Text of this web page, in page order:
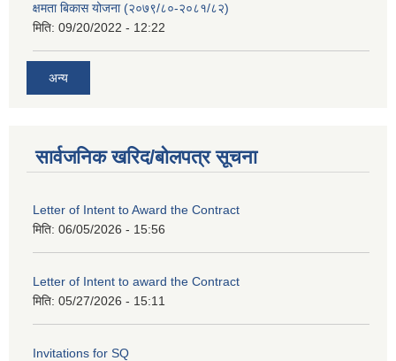
क्षमता बिकास योजना (२०७९/८०-२०८१/८२)
मिति: 09/20/2022 - 12:22
अन्य
सार्वजनिक खरिद/बोलपत्र सूचना
Letter of Intent to Award the Contract
मिति: 06/05/2026 - 15:56
Letter of Intent to award the Contract
मिति: 05/27/2026 - 15:11
Invitations for SQ